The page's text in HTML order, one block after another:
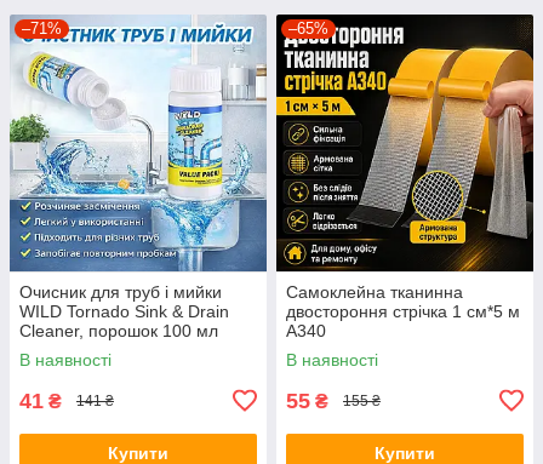
–71%
Очисник для труб і мийки
WILD Tornado Sink & Drain
Cleaner, порошок 100 мл
В наявності
41 ₴ 141 ₴
Купити
–65%
Самоклейна тканинна
двостороння стрічка 1 см*5 м
A340
В наявності
55 ₴ 155 ₴
Купити